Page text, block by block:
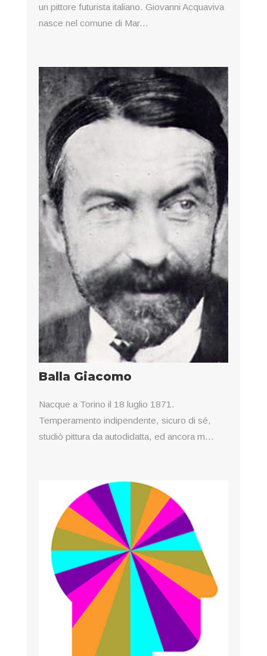
un pittore futurista italiano. Giovanni Acquaviva
nasce nel comune di Mar...
Balla Giacomo
Nacque a Torino il 18 luglio 1871.
Temperamento indipendente, sicuro di sé,
studiò pittura da autodidatta, ed ancora m...